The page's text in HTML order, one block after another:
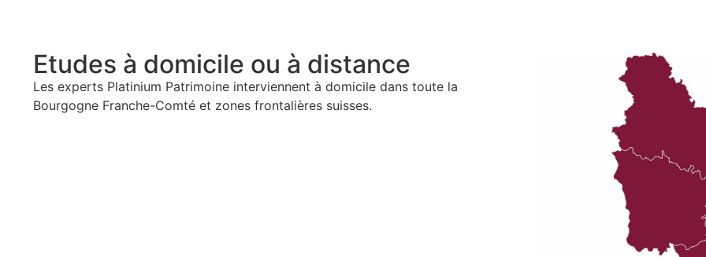
Etudes à domicile ou à distance
Les experts Platinium Patrimoine interviennent à domicile dans toute la
Bourgogne Franche-Comté et zones frontalières suisses.